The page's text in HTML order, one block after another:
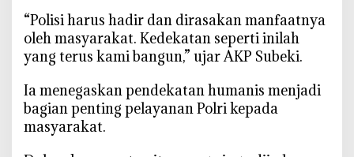
a
n
B
j
o
‎“Polisi harus hadir dan dirasakan manfaatnya
oleh masyarakat. Kedekatan seperti inilah
yang terus kami bangun,” ujar AKP Subeki.
‎Ia menegaskan pendekatan humanis menjadi
bagian penting pelayanan Polri kepada
masyarakat.